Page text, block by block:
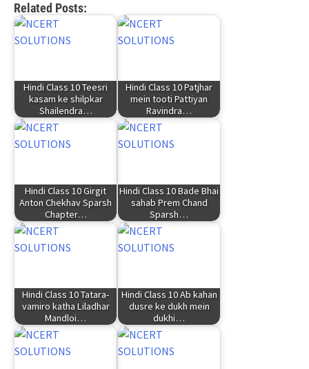
Related Posts:
Hindi Class 10 Teesri
kasam ke shilpkar
Shailendra…
Hindi Class 10 Patjhar
mein tooti Pattiyan
Ravindra…
Hindi Class 10 Girgit
Anton Chekhav Sparsh
Chapter…
Hindi Class 10 Bade Bhai
sahab Prem Chand
Sparsh…
Hindi Class 10 Tatara-
vamiro katha Liladhar
Mandloi…
Hindi Class 10 Ab kahan
dusre ke dukh mein
dukhi…